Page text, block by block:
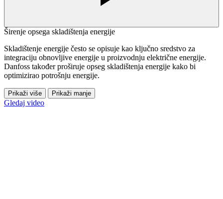
Širenje opsega skladištenja energije
Skladištenje energije često se opisuje kao ključno sredstvo za
integraciju obnovljive energije u proizvodnju električne energije.
Danfoss također proširuje opseg skladištenja energije kako bi
optimizirao potrošnju energije.
Prikaži više Prikaži manje
Gledaj video